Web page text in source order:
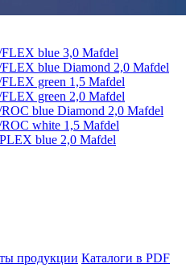
blue 3,0 Mafdel
blue Diamond 2,0 Mafdel
green 1,5 Mafdel
green 2,0 Mafdel
blue Diamond 2,0 Mafdel
white 1,5 Mafdel
blue 2,0 Mafdel
продукции Каталоги в PDF